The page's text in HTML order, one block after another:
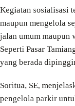
Kegiatan sosialisasi
maupun mengelola
jalan umum maupun
Seperti Pasar
yang berada
Soritua, SE,
pengelola parkir